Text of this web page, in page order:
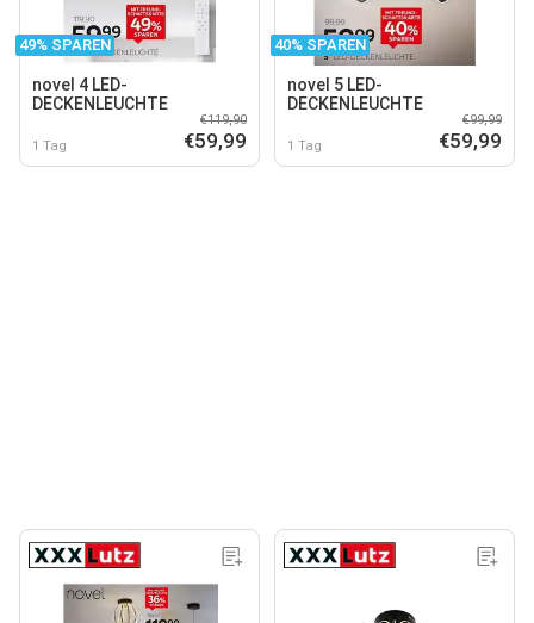
49% SPAREN
novel 4 LED-
DECKENLEUCHTE
1 Tag
€119,90
€59,99
40% SPAREN
novel 5 LED-
DECKENLEUCHTE
1 Tag
€99,99
€59,99